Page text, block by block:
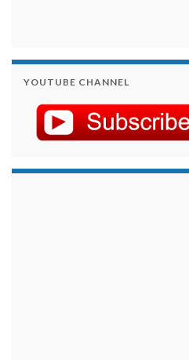
YOUTUBE CHANNEL